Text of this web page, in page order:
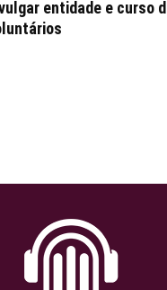
entidade e curso